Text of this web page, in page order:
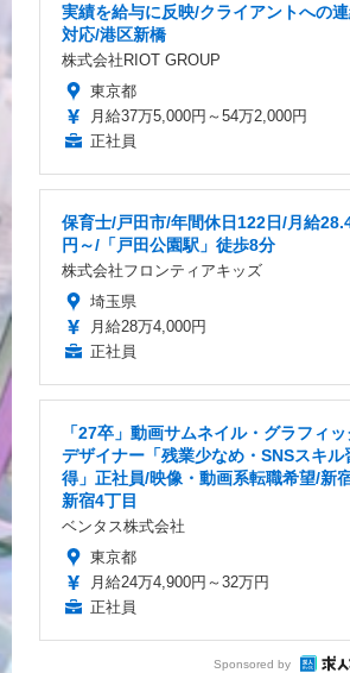
実績を給与に反映/クライアントへの
対応/港区新橋
株式会社RIOT GROUP
東京都
月給37万5,000円～54万2,000円
正社員
保育士/戸田市/年間休日122日/月給
円～/「戸田公園駅」徒歩8分
株式会社フロンティアキッズ
埼玉県
月給28万4,000円
正社員
「27卒」動画サムネイル・グラフィッ
デザイナー「残業少なめ・SNSスキル
得」正社員/映像・動画系転職希望/新
新宿4丁目
ベンタス株式会社
東京都
月給24万4,900円～32万円
正社員
Sponsored by